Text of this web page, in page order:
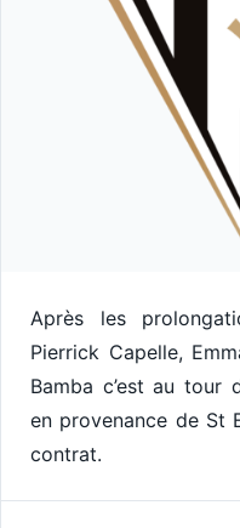
Après les
Pierrick Capelle,
Bamba c’est au tour
en provenance de St
contrat.